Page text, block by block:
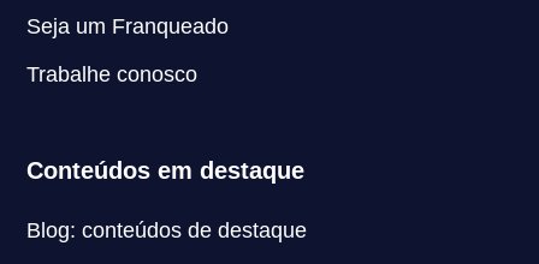
Seja um Franqueado
Trabalhe conosco
Conteúdos em destaque
Blog: conteúdos de destaque